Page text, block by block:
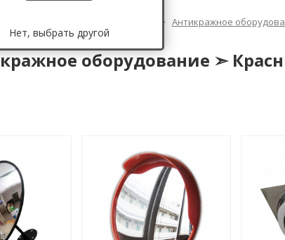
Нет, выбрать другой
Антикражное
оборудование ➣ Красный Кут
оборудование ➣